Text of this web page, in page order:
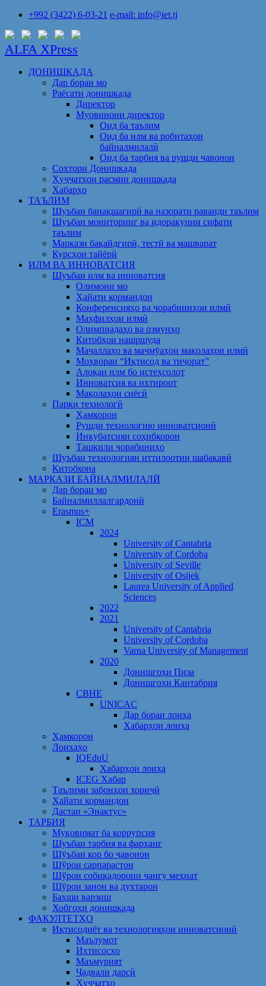
+992 (3422) 6-03-21 e-mail: info@iet.tj
ALFA XPress
ДОНИШКАДА
Дар бораи мо
Раёсати донишкада
Директор
Муовинони директор
Оид ба таълим
Оид ба илм ва робитаҳои
байналмилалӣ
Оид ба тарбия ва рушди ҷавонон
Сохтори Донишкада
Ҳуҷҷатҳои расмии донишкада
Хабарҳо
ТАЪЛИМ
Шуъбаи банақшагирӣ ва назорати раванди таълим
Шуъбаи мониторинг ва идоракунии сифати
таълим
Маркази бақайдгирӣ, тестӣ ва машварат
Курсҳои тайёрӣ
ИЛМ ВА ИННОВАТСИЯ
Шуъбаи илм ва инноватсия
Олимони мо
Ҳайати кормандон
Конференсияҳо ва чорабиниҳои илмӣ
Маҳфилҳои илмӣ
Олимпиадаҳо ва озмунҳо
Китобҳои нашршуда
Маҷаллаҳо ва маҷмӯаҳои мақолаҳои илмӣ
Моҳвораи “Иқтисод ва тиҷорат”
Алоқаи илм бо истеҳсолот
Инноватсия ва ихтироот
Мақолаҳои сиёсӣ
Парки технологӣ
Ҳамкорон
Рушди технологию инноватсионӣ
Инкубатсияи соҳибкорон
Ташкили чорабиниҳо
Шуъбаи технологияи иттилоотии шабакавӣ
Китобхона
МАРКАЗИ БАЙНАЛМИЛАЛӢ
Дар бораи мо
Байналмиллалгардонӣ
Erasmus+
ICM
2024
University of Cantabria
University of Cordoba
University of Seville
University of Osijek
Laurea University of Applied
Sciences
2022
2021
University of Cantabria
University of Cordoba
Varna University of Management
2020
Донишгоҳи Пиза
Донишгоҳи Кантабрия
CBHE
UNICAC
Дар бораи лоиҳа
Хабарҳои лоиҳа
Ҳамкорон
Лоихаҳо
IQEduU
Хабарҳои лоиҳа
ICEG Хабар
Таълими забонҳои хориҷӣ
Ҳайати кормандон
Дастаи «Энактус»
ТАРБИЯ
Муқовимат ба коррупсия
Шуъбаи тарбия ва фарҳанг
Шӯъбаи кор бо ҷавонон
Шўрои сарпарастон
Шўрои собиқадорони ҷангу меҳнат
Шӯрои занон ва духтарон
Бахши варзиш
Хобгоҳи донишкада
ФАКУЛТЕТҲО
Иқтисодиёт ва технологияҳои инноватсионӣ
Маълумот
Ихтисосҳо
Маъмурият
Ҷадвали дарсӣ
Ҳуҷҷатҳо